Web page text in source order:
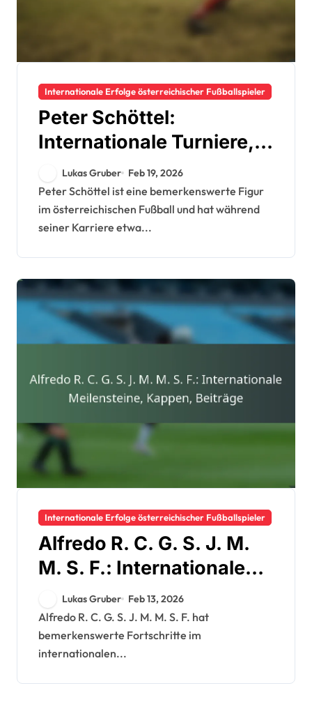
Internationale Erfolge österreichischer Fußballspieler
Peter Schöttel:
Internationale Turniere,
Länderspiele, Beiträge
Lukas Gruber Feb 19, 2026
Peter Schöttel ist eine bemerkenswerte Figur
im österreichischen Fußball und hat während
seiner Karriere etwa...
Internationale Erfolge österreichischer Fußballspieler
Alfredo R. C. G. S. J. M.
M. S. F.: Internationale
Meilensteine, Kappen,
Beiträge
Lukas Gruber Feb 13, 2026
Alfredo R. C. G. S. J. M. M. S. F. hat
bemerkenswerte Fortschritte im
internationalen...